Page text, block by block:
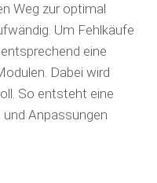
Weg zur optimal
Um Fehlkäufe
eine
Dabei wird
So entsteht eine
An­pas­sungen